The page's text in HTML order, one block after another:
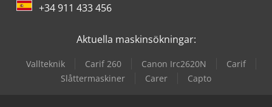
+34 911 433 456
Aktuella maskinsökningar:
Vallteknik Carif 260 Canon Irc2620N
Carif
Slåttermaskiner
Carer Capto